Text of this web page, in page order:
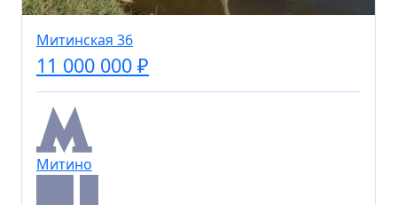
Митинская 36
11 000 000 ₽
Митино